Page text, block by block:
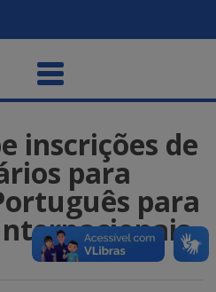
inscrições de
para
para